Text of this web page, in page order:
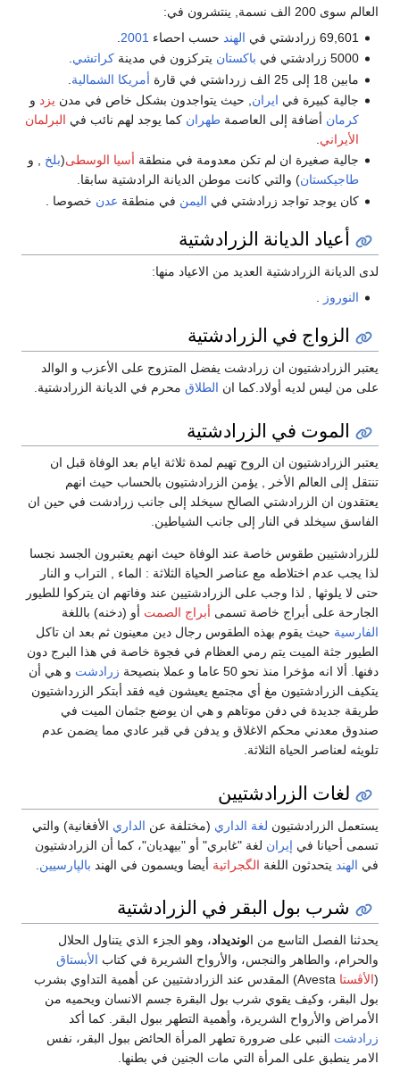
العالم سوى 200 الف نسمة, ينتشرون في:
69,601 زرادشتي في
الهند حسب احصاء 2001
5000 زرادشتي في
باكستان يتركزون في مدينةكراتشي.
مابين 18 إلى 25 الف زرداشتي في قارة
أمريكا الشمالية
جالية كبيرة في ايران , حيث يتواجدون بشكل خاص في مدن يزد و
كرمان أضافة إلى العاصمةطهران كما يوجد لهم نائب في البرلمان
الأيراني
جالية صغيرة ان لم تكن معدومة في منطقة أسيا الوسطى(بلخ , و
طاجيكستان) والتي كانت موطن الديانة الرادشتية سابقا.
كان يوجد تواجد زرادشتي في اليمن في منطقة عدن خصوصا .
أعياد الديانة الزرادشتية
لدى الديانة الزرادشتية العديد من الاعياد منها:
النوروز
الزواج في الزرادشتية
يعتبر الزرادشتيون ان زرادشت يفضل المتزوج على الأعزب و الوالد
على من ليس لديه أولاد.كما ان الطلاق محرم في الديانة الزرادشتية.
الموت في الزرادشتية
يعتبر الزرادشتيون ان الروح تهيم لمدة ثلاثة ايام بعد الوفاة قبل ان
تنتقل إلى العالم الأخر , يؤمن الزرادشتيون بالحساب حيث انهم
يعتقدون ان الزرادشتي الصالح سيخلد إلى جانب زرادشت في حين ان
الفاسق سيخلد في النار إلى جانب الشياطين.
للزرادشتيين طقوس خاصة عند الوفاة حيث انهم يعتبرون الجسد نجسا
لذا يجب عدم اختلاطه مع عناصر الحياة الثلاثة : الماء , التراب و النار
حتى لا يلوثها , لذا وجب على الزرادشتيين عند وفاتهم ان يتركوا للطيور
الجارحة على أبراج خاصة تسمى أبراج الصمت أو (دخنه) باللغة
الفارسية حيث يقوم بهذه الطقوس رجال دين معينون ثم بعد ان تاكل
الطيور جثة الميت يتم رمي العظام في فجوة خاصة في هذا البرج دون
دفنها. ألا انه مؤخرا منذ نحو 50 عاما و عملا بنصيحة
زرادشت و هي أن
يتكيف الزرادشتيون مغ أي مجتمع يعيشون فيه فقد أبتكر الزرداشتيون
طريقة جديدة في دفن موتاهم و هي ان يوضع جثمان الميت في
صندوق معدني محكم الاغلاق و يدفن في قبر عادي مما يضمن عدم
تلويثه لعناصر الحياة الثلاثة.
لغات الزرادشتيين
يستعمل الزرادشتيون لغة الداري (مختلفة عن الداري الأفغانية) والتي
تسمى أحيانا في إيران لغة "غابري" أو "بيهديان"، كما أن الزرادشتيون
في الهند يتحدثون اللغة الگجراتية أيضا ويسمون في الهند بالپارسيين
شرب بول البقر في الزرادشتية
يحدثنا الفصل التاسع من الونديداد، وهو الجزء الذي يتناول الحلال
والحرام، والطاهر والنجس، والأرواح الشريرة في كتاب الأبستاق
(الأڤستا
Avesta) المقدس عند الزرادشتيين عن أهمية التداوي بشرب
بول البقر، وكيف يقوي شرب بول البقرة جسم الانسان ويحميه من
الأمراض والأرواح الشريرة، وأهمية التطهر ببول البقر. كما أكد
زرادشت النبي على ضرورة تطهر المرأة الحائض ببول البقر، نفس
الامر ينطبق على المرأة التي مات الجنين في بطنها.